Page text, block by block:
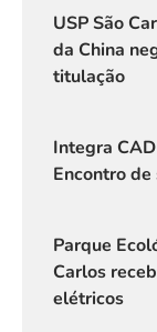
USP São
da China
titulação
Integra
Encontro
Parque
Carlos
elétricos